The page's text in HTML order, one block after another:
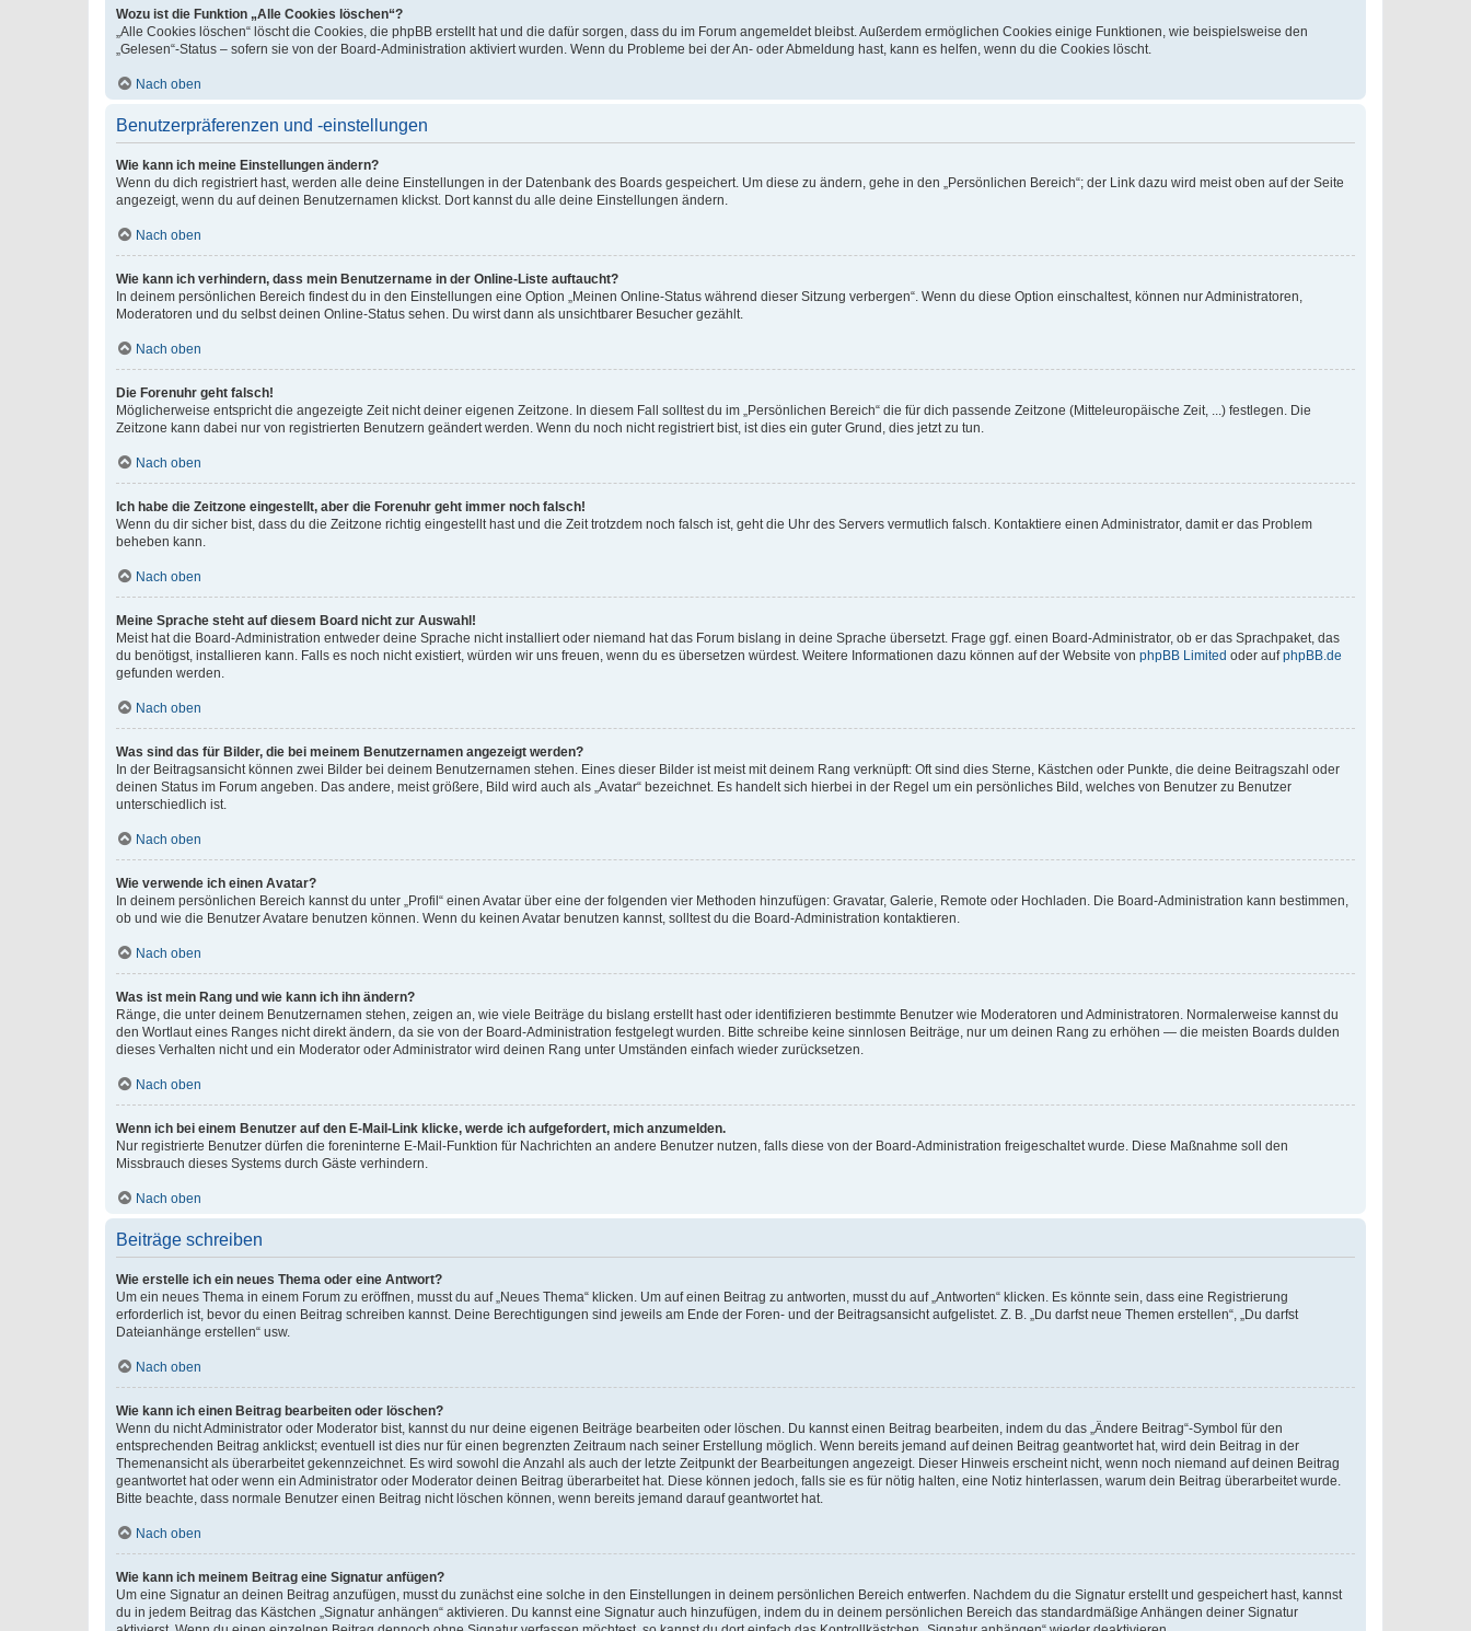
Wozu ist die Funktion „Alle Cookies löschen“?
„Alle Cookies löschen“ löscht die Cookies, die phpBB erstellt hat und die dafür sorgen, dass du im Forum angemeldet bleibst. Außerdem ermöglichen Cookies einige Funktionen, wie beispielsweise den
„Gelesen“-Status – sofern sie von der Board-Administration aktiviert wurden. Wenn du Probleme bei der An- oder Abmeldung hast, kann es helfen, wenn du die Cookies löscht.
Nach oben
Benutzerpräferenzen und -einstellungen
Wie kann ich meine Einstellungen ändern?
Wenn du dich registriert hast, werden alle deine Einstellungen in der Datenbank des Boards gespeichert. Um diese zu ändern, gehe in den „Persönlichen Bereich“; der Link dazu wird meist oben auf der Seite
angezeigt, wenn du auf deinen Benutzernamen klickst. Dort kannst du alle deine Einstellungen ändern.
Nach oben
Wie kann ich verhindern, dass mein Benutzername in der Online-Liste auftaucht?
In deinem persönlichen Bereich findest du in den Einstellungen eine Option „Meinen Online-Status während dieser Sitzung verbergen“. Wenn du diese Option einschaltest, können nur Administratoren,
Moderatoren und du selbst deinen Online-Status sehen. Du wirst dann als unsichtbarer Besucher gezählt.
Nach oben
Die Forenuhr geht falsch!
Möglicherweise entspricht die angezeigte Zeit nicht deiner eigenen Zeitzone. In diesem Fall solltest du im „Persönlichen Bereich“ die für dich passende Zeitzone (Mitteleuropäische Zeit, ...) festlegen. Die
Zeitzone kann dabei nur von registrierten Benutzern geändert werden. Wenn du noch nicht registriert bist, ist dies ein guter Grund, dies jetzt zu tun.
Nach oben
Ich habe die Zeitzone eingestellt, aber die Forenuhr geht immer noch falsch!
Wenn du dir sicher bist, dass du die Zeitzone richtig eingestellt hast und die Zeit trotzdem noch falsch ist, geht die Uhr des Servers vermutlich falsch. Kontaktiere einen Administrator, damit er das Problem
beheben kann.
Nach oben
Meine Sprache steht auf diesem Board nicht zur Auswahl!
Meist hat die Board-Administration entweder deine Sprache nicht installiert oder niemand hat das Forum bislang in deine Sprache übersetzt. Frage ggf. einen Board-Administrator, ob er das Sprachpaket, das
du benötigst, installieren kann. Falls es noch nicht existiert, würden wir uns freuen, wenn du es übersetzen würdest. Weitere Informationen dazu können auf der Website von phpBB Limited oder aufphpBB.de
gefunden werden.
Nach oben
Was sind das für Bilder, die bei meinem Benutzernamen angezeigt werden?
In der Beitragsansicht können zwei Bilder bei deinem Benutzernamen stehen. Eines dieser Bilder ist meist mit deinem Rang verknüpft: Oft sind dies Sterne, Kästchen oder Punkte, die deine Beitragszahl oder
deinen Status im Forum angeben. Das andere, meist größere, Bild wird auch als „Avatar“ bezeichnet. Es handelt sich hierbei in der Regel um ein persönliches Bild, welches von Benutzer zu Benutzer
unterschiedlich ist.
Nach oben
Wie verwende ich einen Avatar?
In deinem persönlichen Bereich kannst du unter „Profil“ einen Avatar über eine der folgenden vier Methoden hinzufügen: Gravatar, Galerie, Remote oder Hochladen. Die Board-Administration kann bestimmen,
ob und wie die Benutzer Avatare benutzen können. Wenn du keinen Avatar benutzen kannst, solltest du die Board-Administration kontaktieren.
Nach oben
Was ist mein Rang und wie kann ich ihn ändern?
Ränge, die unter deinem Benutzernamen stehen, zeigen an, wie viele Beiträge du bislang erstellt hast oder identifizieren bestimmte Benutzer wie Moderatoren und Administratoren. Normalerweise kannst du
den Wortlaut eines Ranges nicht direkt ändern, da sie von der Board-Administration festgelegt wurden. Bitte schreibe keine sinnlosen Beiträge, nur um deinen Rang zu erhöhen — die meisten Boards dulden
dieses Verhalten nicht und ein Moderator oder Administrator wird deinen Rang unter Umständen einfach wieder zurücksetzen.
Nach oben
Wenn ich bei einem Benutzer auf den E-Mail-Link klicke, werde ich aufgefordert, mich anzumelden.
Nur registrierte Benutzer dürfen die foreninterne E-Mail-Funktion für Nachrichten an andere Benutzer nutzen, falls diese von der Board-Administration freigeschaltet wurde. Diese Maßnahme soll den
Missbrauch dieses Systems durch Gäste verhindern.
Nach oben
Beiträge schreiben
Wie erstelle ich ein neues Thema oder eine Antwort?
Um ein neues Thema in einem Forum zu eröffnen, musst du auf „Neues Thema“ klicken. Um auf einen Beitrag zu antworten, musst du auf „Antworten“ klicken. Es könnte sein, dass eine Registrierung
erforderlich ist, bevor du einen Beitrag schreiben kannst. Deine Berechtigungen sind jeweils am Ende der Foren- und der Beitragsansicht aufgelistet. Z. B. „Du darfst neue Themen erstellen“, „Du darfst
Dateianhänge erstellen“ usw.
Nach oben
Wie kann ich einen Beitrag bearbeiten oder löschen?
Wenn du nicht Administrator oder Moderator bist, kannst du nur deine eigenen Beiträge bearbeiten oder löschen. Du kannst einen Beitrag bearbeiten, indem du das „Ändere Beitrag“-Symbol für den
entsprechenden Beitrag anklickst; eventuell ist dies nur für einen begrenzten Zeitraum nach seiner Erstellung möglich. Wenn bereits jemand auf deinen Beitrag geantwortet hat, wird dein Beitrag in der
Themenansicht als überarbeitet gekennzeichnet. Es wird sowohl die Anzahl als auch der letzte Zeitpunkt der Bearbeitungen angezeigt. Dieser Hinweis erscheint nicht, wenn noch niemand auf deinen Beitrag
geantwortet hat oder wenn ein Administrator oder Moderator deinen Beitrag überarbeitet hat. Diese können jedoch, falls sie es für nötig halten, eine Notiz hinterlassen, warum dein Beitrag überarbeitet wurde.
Bitte beachte, dass normale Benutzer einen Beitrag nicht löschen können, wenn bereits jemand darauf geantwortet hat.
Nach oben
Wie kann ich meinem Beitrag eine Signatur anfügen?
Um eine Signatur an deinen Beitrag anzufügen, musst du zunächst eine solche in den Einstellungen in deinem persönlichen Bereich entwerfen. Nachdem du die Signatur erstellt und gespeichert hast, kannst
du in jedem Beitrag das Kästchen „Signatur anhängen“ aktivieren. Du kannst eine Signatur auch hinzufügen, indem du in deinem persönlichen Bereich das standardmäßige Anhängen deiner Signatur